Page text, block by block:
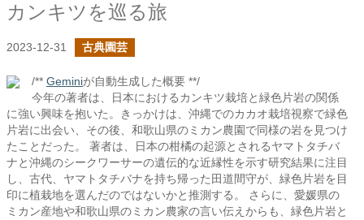
カンキツを巡る旅
2023-12-31 古典園芸
/** Geminiが自動生成した概要 **/
今年の著者は、日本におけるカンキツ栽培と緑色片岩の関係
に強い興味を抱いた。きっかけは、沖縄でのカカオ栽培視察で緑色
片岩に出会い、その後、和歌山県のミカン農園で同様の岩を見つけ
たことだった。 著者は、日本の柑橘の起源とされるヤマトタチバ
ナと沖縄のシークワーサーの遺伝的な近縁性を示す研究結果に注目
し、古代、ヤマトタチバナを持ち帰った田道間守が、緑色片岩を目
印に植栽地を選んだのではないかと推測する。 さらに、愛媛県の
ミカン産地や和歌山県のミカン農家の言い伝えからも、緑色片岩と